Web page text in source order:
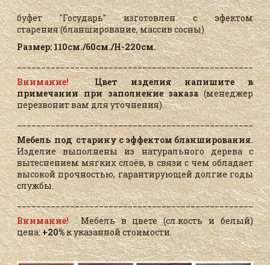
буфет "Государь" изготовлен с эфектом
старения(бланширование, массив сосны)
Размер: 110см./60см./Н-220см.
Внимание!
Цвет изделия напишите в
примечании при заполнение заказа (менеджер
перезвонит вам для уточнения).
Мебель под старину с эффектом бланширования.
Изделие выполнены из натурального дерева с
вытеснением мягких слоёв, в связи с чем обладает
высокой прочностью, гарантирующей долгие годы
службы.
Внимание!Мебель в цвете (сл.кость и белый)
цена: +20%к указанной стоимости.